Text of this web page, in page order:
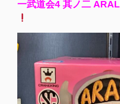
一武道会4 其ノ二